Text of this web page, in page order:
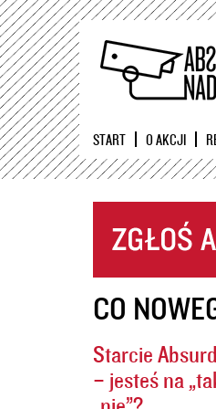
START O AKCJI
CO
Starcie
– jesteś na